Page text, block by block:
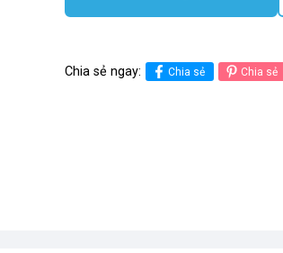
Chia sẻ ngay: Chia sẻ Chia sẻ